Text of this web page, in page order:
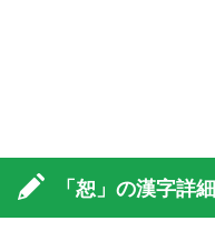
「恕」の漢字詳細